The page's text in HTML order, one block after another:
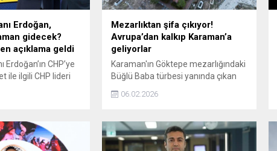
Erdoğan,
gidecek?
açıklama geldi
CHP’ye
ile ilgili CHP lideri
geldi.
Mezarlıktan şifa çıkıyor!
Avrupa’dan kalkıp Karaman’a
geliyorlar
Karaman'ın Göktepe mezarlığındaki
Büğlü Baba türbesi yanında çıkan
yağlı çamurun çeşitli hastalıklara iyi
geldiğine inanılıyor. Şifa bulmak için
kişilerin sayısının ise son yıllarda
arttığı belirtiliyor.
06.02.2026